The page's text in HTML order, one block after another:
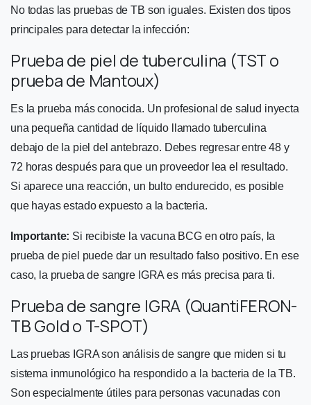
No todas las pruebas de TB son iguales. Existen dos tipos
principales para detectar la infección:
Prueba de piel de tuberculina (TST o
prueba de Mantoux)
Es la prueba más conocida. Un profesional de salud inyecta
una pequeña cantidad de líquido llamado tuberculina
debajo de la piel del antebrazo. Debes regresar entre 48 y
72 horas después para que un proveedor lea el resultado.
Si aparece una reacción, un bulto endurecido, es posible
que hayas estado expuesto a la bacteria.
Importante: Si recibiste la vacuna BCG en otro país, la
prueba de piel puede dar un resultado falso positivo. En ese
caso, la prueba de sangre IGRA es más precisa para ti.
Prueba de sangre IGRA (QuantiFERON-
TB Gold o T-SPOT)
Las pruebas IGRA son análisis de sangre que miden si tu
sistema inmunológico ha respondido a la bacteria de la TB.
Son especialmente útiles para personas vacunadas con